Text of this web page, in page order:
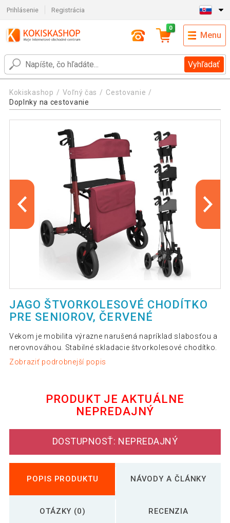
Prihlásenie Registrácia
Vyhľadať
0
Menu
Kokiskashop Voľný čas
Cestovanie
Doplnky na cestovanie
JAGO ŠTVORKOLESOVÉ CHODÍTKO
PRE SENIOROV, ČERVENÉ
Vekom je mobilita výrazne narušená napríklad slabosťou a
nerovnováhou. Stabilné skladacie štvorkolesové chodítko.
Zobraziť podrobnejší popis
PRODUKT JE AKTUÁLNE
NEPREDAJNÝ
DOSTUPNOSŤ: NEPREDAJNÝ
POPIS PRODUKTU NÁVODY A ČLÁNKY
OTÁZKY (0) RECENZIA